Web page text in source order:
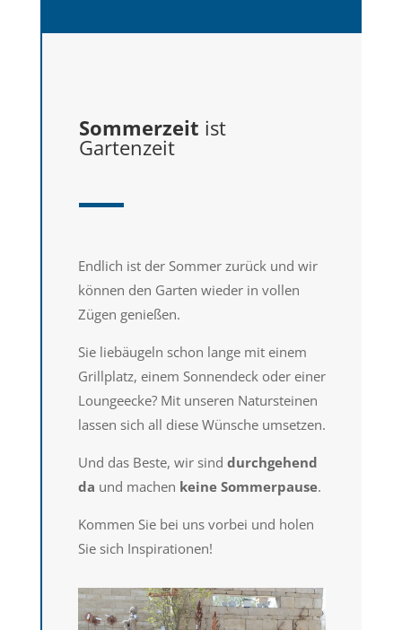
Sommerzeit ist
Gartenzeit
Endlich ist der Sommer zurück und wir
können den Garten wieder in vollen
Zügen genießen.
Sie liebäugeln schon lange mit einem
Grillplatz, einem Sonnendeck oder einer
Loungeecke? Mit unseren Natursteinen
lassen sich all diese Wünsche umsetzen.
Und das Beste, wir sind durchgehend
da und machen keine Sommerpause.
Kommen Sie bei uns vorbei und holen
Sie sich Inspirationen!